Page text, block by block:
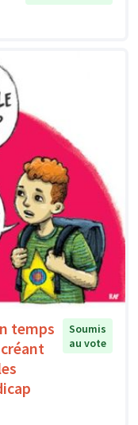
temps
Soumis
au vote